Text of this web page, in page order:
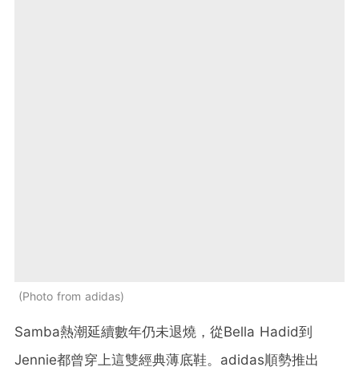
Photo from adidas
Samba熱潮延續數年仍未退燒，從Bella Hadid到
Jennie都曾穿上這雙經典薄底鞋。adidas順勢推出